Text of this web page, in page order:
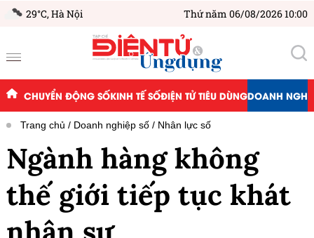
29°C,Hà Nội Thứ năm 06/08/2026 10:00
CHUYỂN ĐỘNG SỐKINH TẾ SỐĐIỆN TỬ TIÊU DÙNGDOANH
Trang chủ Doanh nghiệp số Nhân lực số
Ngành hàng không
thế giới tiếp tục khát